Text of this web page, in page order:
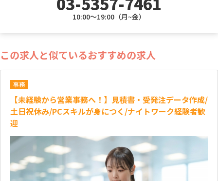
10:00～19:00（月~金）
この求人と似ているおすすめの求人
事務
【未経験から営業事務へ！】見積書・受発注データ作成/
土日祝休み/PCスキルが身につく/ナイトワーク経験者歓
迎